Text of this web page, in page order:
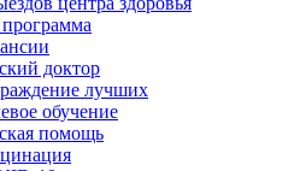
доктор
лучших
обучение
помощь